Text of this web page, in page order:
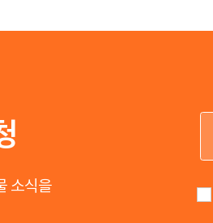
소식을